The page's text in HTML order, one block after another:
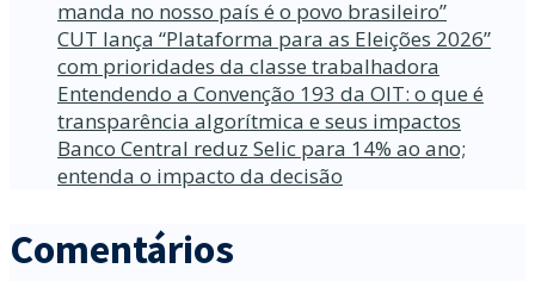
manda no nosso país é o povo brasileiro”
CUT lança “Plataforma para as Eleições 2026”
com prioridades da classe trabalhadora
Entendendo a Convenção 193 da OIT: o que é
transparência algorítmica e seus impactos
Banco Central reduz Selic para 14% ao ano;
entenda o impacto da decisão
Comentários